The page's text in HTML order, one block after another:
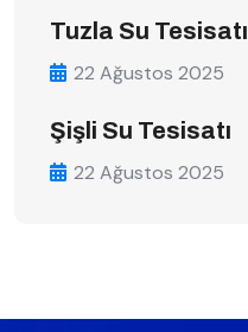
Tuzla Su Tesisatı
22 Ağustos 2025
Şişli Su Tesisatı
22 Ağustos 2025